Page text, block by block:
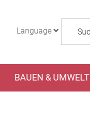
Language
BAUEN & UMWELT